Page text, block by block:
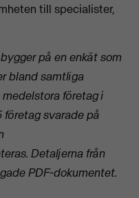
till specialister,
på en enkät som
bland samtliga
företag i
företag svarade på
Detaljerna från
PDF-dokumentet.